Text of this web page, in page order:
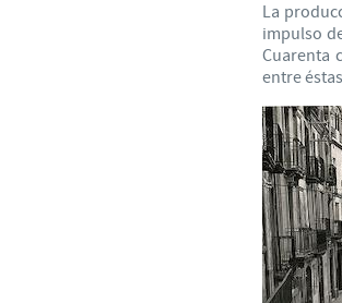
La
impulso
Cuarenta
entre